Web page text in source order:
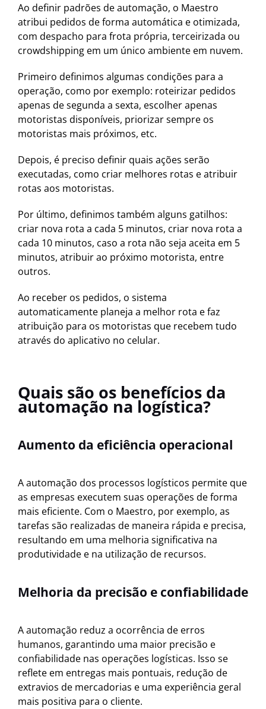
Ao definir padrões de automação, o Maestro
atribui pedidos de forma automática e otimizada,
com despacho para frota própria, terceirizada ou
crowdshipping em um único ambiente em nuvem.
Primeiro definimos algumas condições para a
operação, como por exemplo: roteirizar pedidos
apenas de segunda a sexta, escolher apenas
motoristas disponíveis, priorizar sempre os
motoristas mais próximos, etc.
Depois, é preciso definir quais ações serão
executadas, como criar melhores rotas e atribuir
rotas aos motoristas.
Por último, definimos também alguns gatilhos:
criar nova rota a cada 5 minutos, criar nova rota a
cada 10 minutos, caso a rota não seja aceita em 5
minutos, atribuir ao próximo motorista, entre
outros.
Ao receber os pedidos, o sistema
automaticamente planeja a melhor rota e faz
atribuição para os motoristas que recebem tudo
através do aplicativo no celular.
Quais são os benefícios da
automação na logística?
Aumento da eficiência operacional
A automação dos processos logísticos permite que
as empresas executem suas operações de forma
mais eficiente. Com o Maestro, por exemplo, as
tarefas são realizadas de maneira rápida e precisa,
resultando em uma melhoria significativa na
produtividade e na utilização de recursos.
Melhoria da precisão e confiabilidade
A automação reduz a ocorrência de erros
humanos, garantindo uma maior precisão e
confiabilidade nas operações logísticas. Isso se
reflete em entregas mais pontuais, redução de
extravios de mercadorias e uma experiência geral
mais positiva para o cliente.